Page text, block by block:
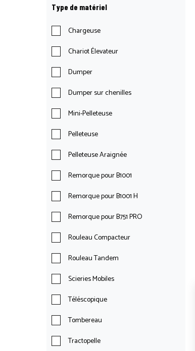
Type de matériel
Chargeuse
Chariot Élevateur
Dumper
Dumper sur chenilles
Mini-Pelleteuse
Pelleteuse
Pelleteuse Araignée
Remorque pour B1001
Remorque pour B1001 H
Remorque pour B751 PRO
Rouleau Compacteur
Rouleau Tandem
Scieries Mobiles
Téléscopique
Tombereau
Tractopelle